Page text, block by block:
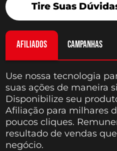
Tire Suas
afiliados campanhas
Use nossa tecnologia
suas ações de maneira
Disponibilize seu
Afiliação para milhares
poucos cliques.
resultado de vendas
negócio.